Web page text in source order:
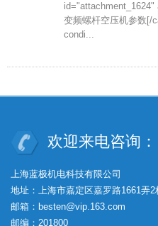
变频螺杆空压机参数[/
condi...
欢迎来电咨询
上海蓝极机电科技有限公司
地址：上海市嘉定区嘉罗路1661弄2
邮箱：besten@vip.163.com
邮编：201800